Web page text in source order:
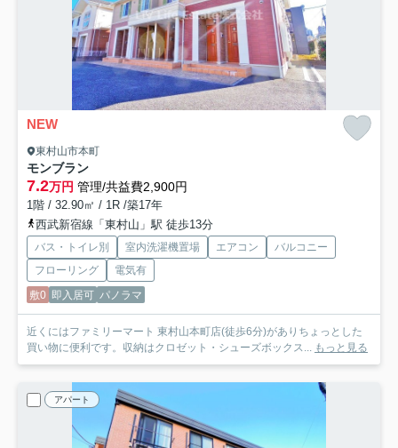
NEW
東村山市本町
モンブラン
7.2万円 管理/共益費2,900円
1階 / 32.90㎡ / 1R /築17年
西武新宿線「東村山」駅 徒歩13分
バス・トイレ別 室内洗濯機置場 エアコン
バルコニー
フローリング
電気有
敷0 即入居可 パノラマ
近くにはファミリーマート 東村山本町店(徒歩6分)がありちょっとした
買い物に便利です。収納はクロゼット・シューズボックス... もっと見る
アパート